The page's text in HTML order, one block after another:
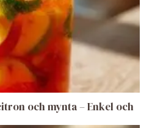
och mynta – Enkel och